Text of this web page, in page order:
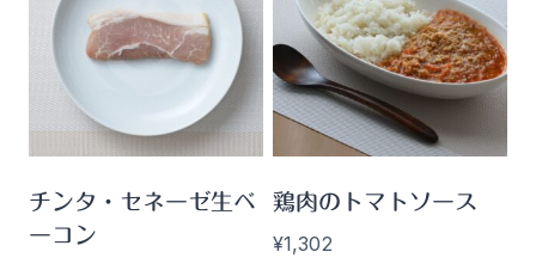
チンタ・セネーゼ生ベ
ーコン
鶏肉のトマトソース
¥1,302